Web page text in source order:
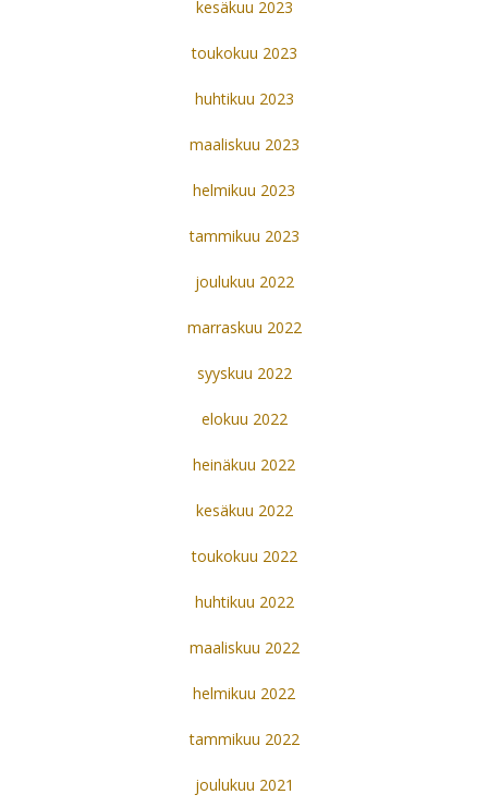
kesäkuu 2023
toukokuu 2023
huhtikuu 2023
maaliskuu 2023
helmikuu 2023
tammikuu 2023
joulukuu 2022
marraskuu 2022
syyskuu 2022
elokuu 2022
heinäkuu 2022
kesäkuu 2022
toukokuu 2022
huhtikuu 2022
maaliskuu 2022
helmikuu 2022
tammikuu 2022
joulukuu 2021